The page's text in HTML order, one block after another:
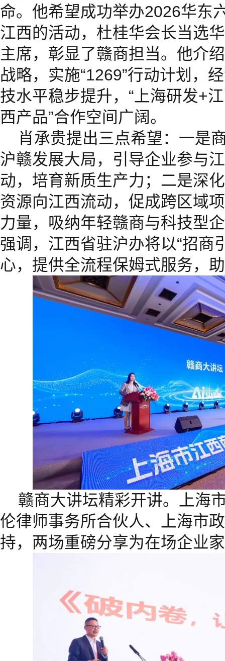
命。他希望成功举办2026华东
江西的活动，杜桂华会长当选
主席，彰显了赣商担当。他介
战略，实施“1269”行动计划，
技水平稳步提升，“上海研发+
西产品”合作空间广阔。
肖承贵提出三点希望：一是
沪赣发展大局，引导企业参与
动，培育新质生产力；二是深
资源向江西流动，促成跨区域
力量，吸纳年轻赣商与科技型
强调，江西省驻沪办将以“招商
心，提供全流程保姆式服务，
赣商大讲坛精彩开讲。上海
伦律师事务所合伙人、上海市
持，两场重磅分享为在场企业